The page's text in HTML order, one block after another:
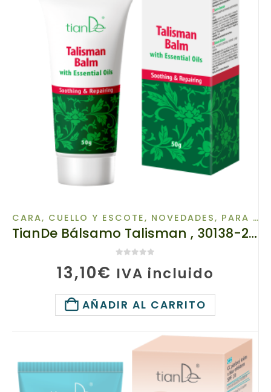
CARA, CUELLO Y ESCOTE, NOVEDADES, PARA EL CUERPO
TianDe Bálsamo Talisman , 30138-2, Peso: 50 g, ¡Un alivio inmediato para tu piel!
13,10€ IVA incluido
AÑADIR AL CARRITO